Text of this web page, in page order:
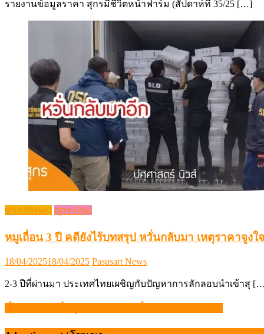
รายงานข้อมูลราคา สุกรมีชีวิตหน้าฟาร์ม (สัปดาห์ที่ 35/25 […]
ข่าว (News) สุกร (Pig)
หมูเถื่อน 3 ปี คดียังไร้บทสรุป หวั่นกลับมา เหตุราคาจูงใจ
Posted
18/04/202518/04/2025 Author
Pasusart News
2-3 ปีที่ผ่านมา ประเทศไทยเผชิญกับปัญหาการลักลอบนำเข้าสุ
แนะแนว